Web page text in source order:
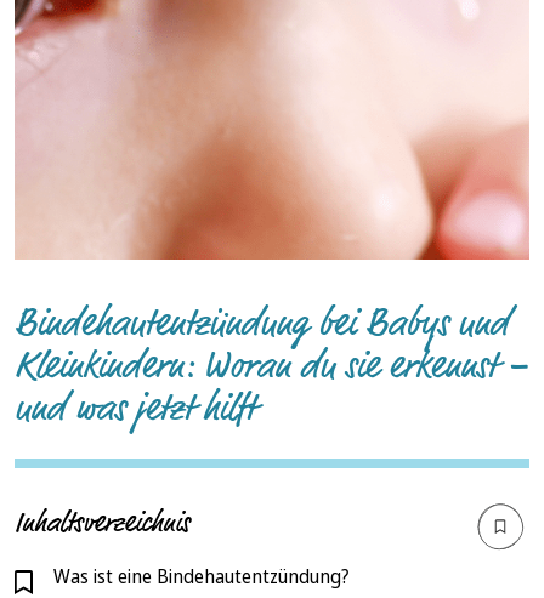
Bindehautentzündung bei Babys und
Kleinkindern: Woran du sie erkennst –
und was jetzt hilft
Inhaltsverzeichnis
Was ist eine Bindehautentzündung?